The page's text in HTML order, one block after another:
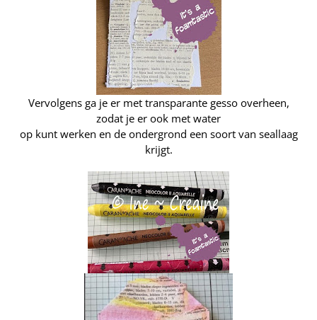
Vervolgens ga je er met transparante gesso overheen,
zodat je er ook met water
op kunt werken en de ondergrond een soort van seallaag
krijgt.